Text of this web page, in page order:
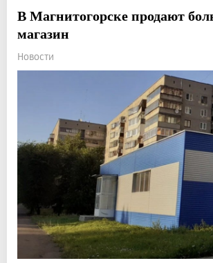
В Магнитогорске продают
магазин
Новости